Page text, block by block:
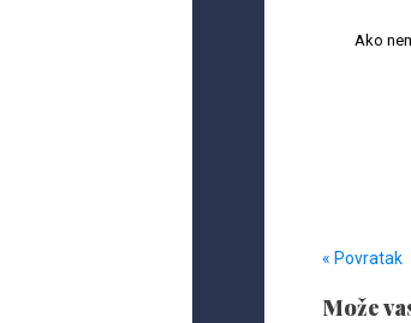
Ako
« Povratak
Može